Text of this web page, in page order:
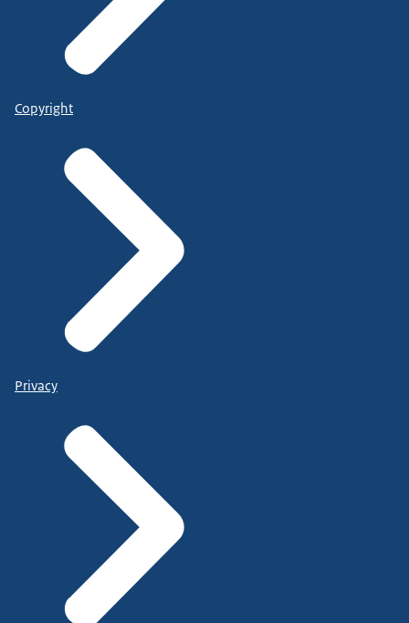
Copyright
Privacy